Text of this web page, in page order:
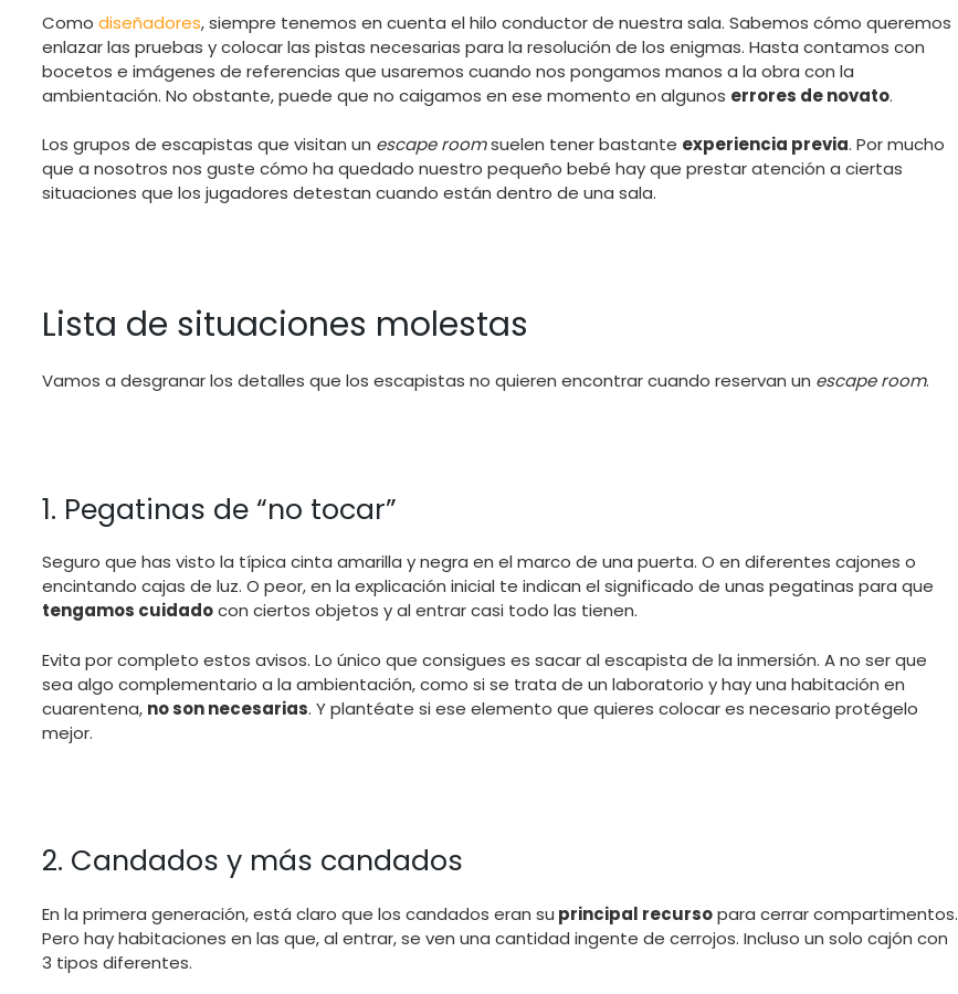
Como diseñadores, siempre tenemos en cuenta el hilo conductor de nuestra sala. Sabemos cómo queremos
enlazar las pruebas y colocar las pistas necesarias para la resolución de los enigmas. Hasta contamos con
bocetos e imágenes de referencias que usaremos cuando nos pongamos manos a la obra con la
ambientación. No obstante, puede que no caigamos en ese momento en algunos errores de novato.
Los grupos de escapistas que visitan un escape roomsuelen tener bastante experiencia previa. Por mucho
que a nosotros nos guste cómo ha quedado nuestro pequeño bebé hay que prestar atención a ciertas
situaciones que los jugadores detestan cuando están dentro de una sala.
Lista de situaciones molestas
Vamos a desgranar los detalles que los escapistas no quieren encontrar cuando reservan un escape room.
1. Pegatinas de “no tocar”
Seguro que has visto la típica cinta amarilla y negra en el marco de una puerta. O en diferentes cajones o
encintando cajas de luz. O peor, en la explicación inicial te indican el significado de unas pegatinas para que
tengamos cuidadocon ciertos objetos y al entrar casi todo las tienen.
Evita por completo estos avisos. Lo único que consigues es sacar al escapista de la inmersión. A no ser que
sea algo complementario a la ambientación, como si se trata de un laboratorio y hay una habitación en
cuarentena, no son necesarias. Y plantéate si ese elemento que quieres colocar es necesario protégelo
mejor.
2. Candados y más candados
En la primera generación, está claro que los candados eran su principal recursopara cerrar compartimentos.
Pero hay habitaciones en las que, al entrar, se ven una cantidad ingente de cerrojos. Incluso un solo cajón con
3 tipos diferentes.